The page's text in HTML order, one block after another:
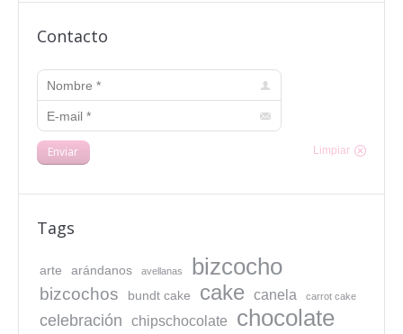
Contacto
Nombre *
E-mail *
Enviar Limpiar
Tags
arte arándanos avellanas bizcocho
bizcochos bundt cake cake canela carrot cake
celebración chipschocolate chocolate